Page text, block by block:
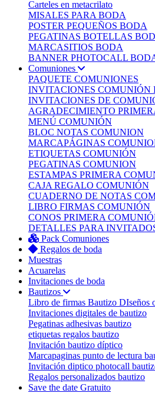
Carteles en metacrilato
MISALES PARA BODA
POSTER PEQUEÑOS BODA
PEGATINAS BOTELLAS
MARCASITIOS BODA
BANNER PHOTOCALL
Comuniones
PAQUETE COMUNIONES
INVITACIONES COMUNIÓN
INVITACIONES DE
AGRADECIMIENTO
MENÚ COMUNIÓN
BLOC NOTAS COMUNION
MARCAPÁGINAS
ETIQUETAS COMUNIÓN
PEGATINAS COMUNION
ESTAMPAS PRIMERA
CAJA REGALO COMUNIÓN
CUADERNO DE NOTAS
LIBRO FIRMAS COMUNIÓN
CONOS PRIMERA
DETALLES PARA
Pack Comuniones
Regalos de boda
Muestras
Acuarelas
Invitaciones de boda
Bautizos
Libro de firmas Bautizo DIseños
Invitaciones digitales de bautizo
Pegatinas adhesivas bautizo
etiquetas regalos bautizo
Invitación bautizo díptico
Marcapaginas punto de lectura
Invitación diptico photocall
Regalos personalizados bautizo
Save the date Gratuito